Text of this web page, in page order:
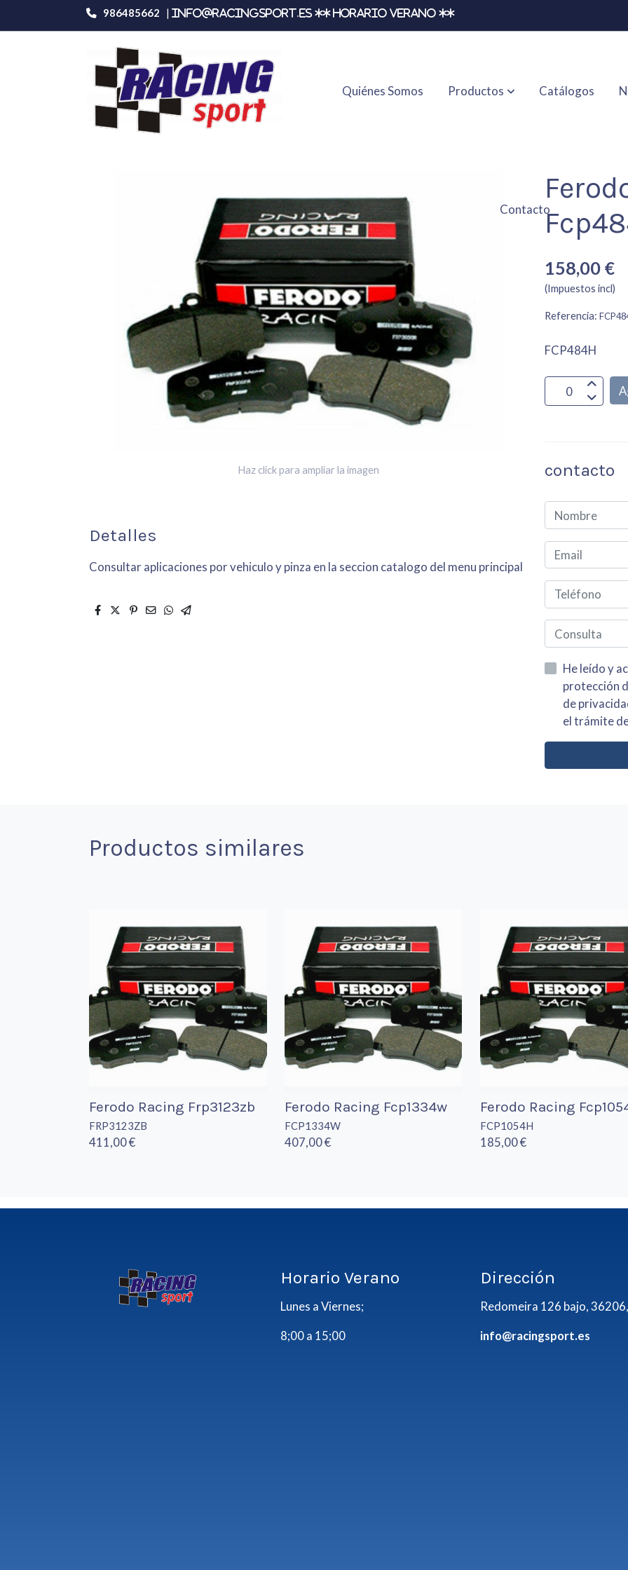
986485662 | info@racingsport.es ** HORARIO VERANO **
Quiénes Somos Productos Catálogos
Contacto
Productos Ferodo Racing Fcp484h
Haz click para ampliar la imagen
Detalles
Consultar aplicaciones por vehiculo y pinza en la seccion catalogo del menu principal
158,00 €
(Impuestos incl)
Referencia:
FCP484H
contacto
He leído y acepto la
protección de datos asi como el
de privacidad y acepto el tratamiento de mis
el trámite
Productos similares
Ferodo Racing Frp3123zb
FRP3123ZB
411,00 €
Ferodo Racing Fcp1334w
FCP1334W
407,00 €
Ferodo Racing
FCP1054H
185,00 €
Horario Verano
Lunes a Viernes;
8;00 a 15;00
Dirección
Redomeira 126 bajo,
info@racingsport.es